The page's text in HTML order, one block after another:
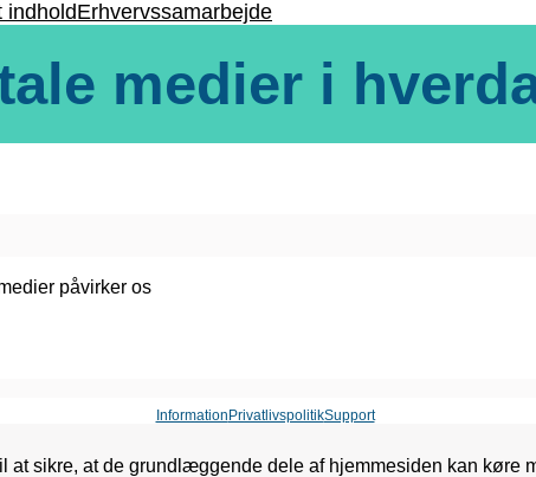
indholdErhvervssamarbejde
medier i
påvirker os
Information PrivatlivspolitikSupport
sikre, at de grundlæggende dele af hjemmesiden kan køre